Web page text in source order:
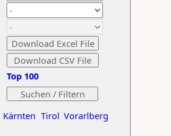
Kärnten Tirol Vorarlberg
Top 100